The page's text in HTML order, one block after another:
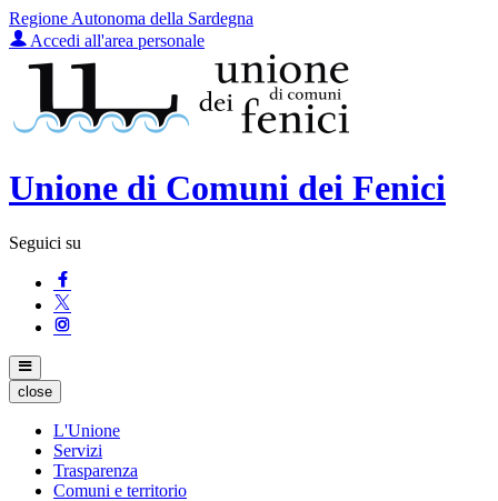
Regione Autonoma della Sardegna
Accedi all'area personale
Unione di Comuni dei Fenici
Seguici su
close
L'Unione
Servizi
Trasparenza
Comuni e territorio